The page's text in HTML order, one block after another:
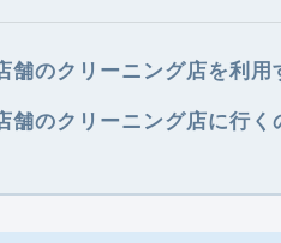
舗のクリーニング店を利用
舗のクリーニング店に行